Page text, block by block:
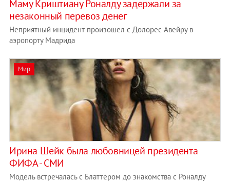
Маму Криштиану Роналду задержали за
незаконный перевоз денег
Неприятный инцидент произошел с Долорес Авейру в
аэропорту Мадрида
Мир
Ирина Шейк была любовницей президента
ФИФА - СМИ
Модель встречалась с Блаттером до знакомства с Роналду